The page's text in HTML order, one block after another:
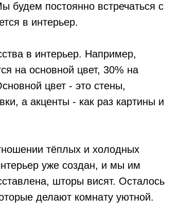
будем постоянно встречаться с
в интерьер.
в интерьер. Например,
на основной цвет, 30% на
цвет - это стены,
а акценты - как раз картины и
тёплых и холодных
уже создан, и мы им
шторы висят. Осталось
делают комнату уютной.